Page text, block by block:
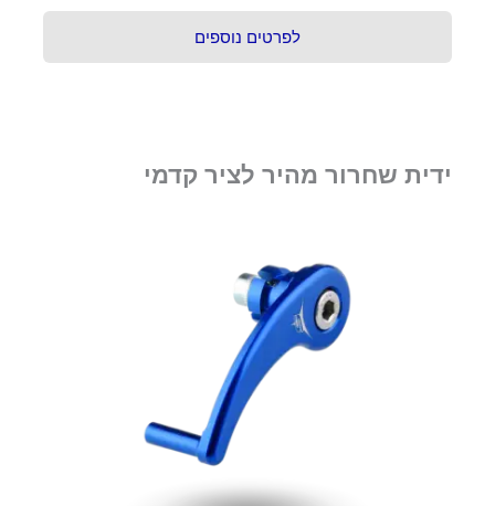
לפרטים נוספים
ידית שחרור מהיר לציר קדמי